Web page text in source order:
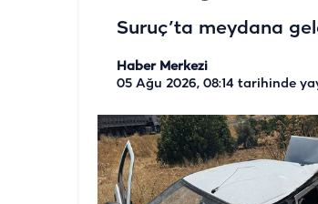
Suruç’ta meydana
Haber Merkezi
05 Ağu 2026, 08:14 tarihinde